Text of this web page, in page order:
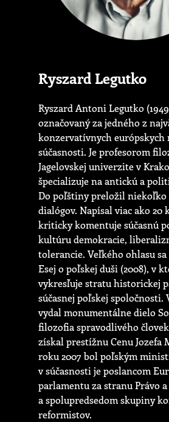
Ryszard Legutko
Ryszard Antoni Legutko
označovaný za jedného z
konzervatívnych európskych
súčasnosti. Je profesorom
Jagelovskej univerzite v
špecializuje na antickú a
Do poľštiny preložil niekoľko
dialógov. Napísal viac ako
kriticky komentuje súčasnú
kultúru demokracie,
tolerancie. Veľkého ohlasu
Esej o poľskej duši (2008), v
vykresľuje stratu historickej
súčasnej poľskej spoločnosti.
vydal monumentálne dielo
filozofia spravodlivého
získal prestížnu Cenu Jozefa
roku 2007 bol poľským
v súčasnosti je poslancom
parlamentu za stranu Právo
a spolupredsedom skupiny
reformistov.